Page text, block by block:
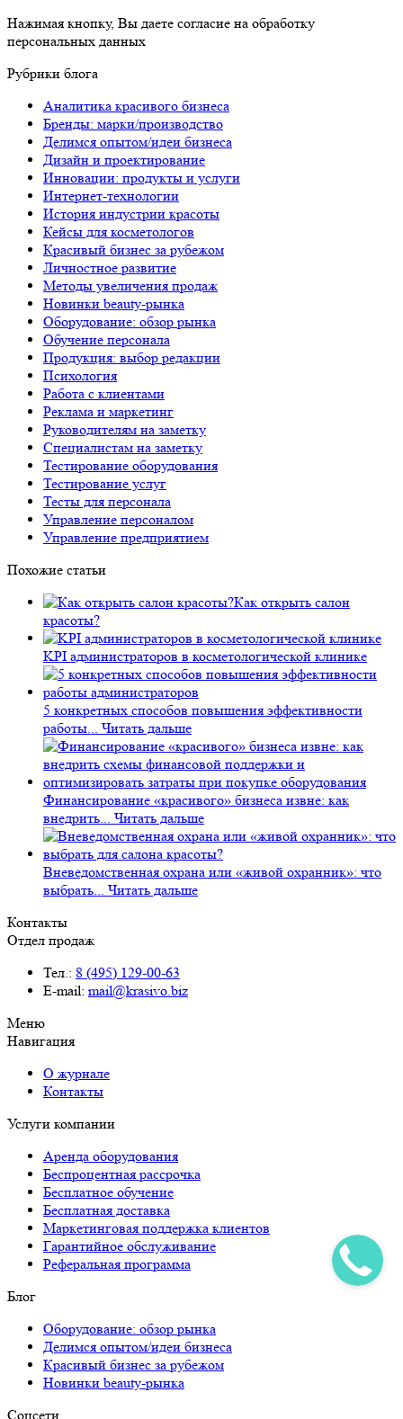
Нажимая кнопку, Вы даете согласие на обработку
персональных данных
Рубрики блога
Аналитика красивого бизнеса
Бренды: марки/производство
Делимся опытом/идеи бизнеса
Дизайн и проектирование
Инновации: продукты и услуги
Интернет-технологии
История индустрии красоты
Кейсы для косметологов
Красивый бизнес за рубежом
Личностное развитие
Методы увеличения продаж
Новинки beauty-рынка
Оборудование: обзор рынка
Обучение персонала
Продукция: выбор редакции
Психология
Работа с клиентами
Реклама и маркетинг
Руководителям на заметку
Специалистам на заметку
Тестирование оборудования
Тестирование услуг
Тесты для персонала
Управление персоналом
Управление предприятием
Похожие статьи
Как открыть салон
красоты?
KPI администраторов в косметологической клинике
5 конкретных способов повышения эффективности
работы... Читать дальше
Финансирование «красивого» бизнеса извне: как
внедрить... Читать дальше
Вневедомственная охрана или «живой охранник»: что
выбрать... Читать дальше
Контакты
Отдел продаж
Тел.: 8 (495) 129-00-63
E-mail: mail@krasivo.biz
Меню
Навигация
О журнале
Контакты
Услуги компании
Аренда оборудования
Беспроцентная рассрочка
Бесплатное обучение
Бесплатная доставка
Маркетинговая поддержка клиентов
Гарантийное обслуживание
Реферальная программа
Блог
Оборудование: обзор рынка
Делимся опытом/идеи бизнеса
Красивый бизнес за рубежом
Новинки beauty-рынка
Соцсети